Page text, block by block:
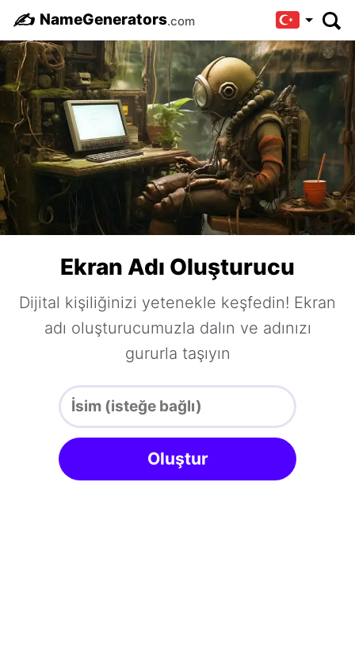
✍️ NameGenerators.com
Ekran Adı Oluşturucu
Dijital kişiliğinizi yetenekle keşfedin! Ekran
adı oluşturucumuzla dalın ve adınızı
gururla taşıyın
Oluştur